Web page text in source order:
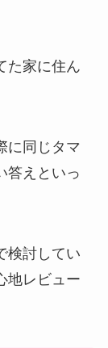
た家に住ん
に同じタマ
答えといっ
検討してい
地レビュー